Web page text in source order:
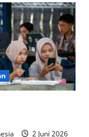
Cita
Hati
School
Berhasil
Masuk
Universitas
Bergengsi
Dunia,
Ini
Sosoknya
2 Juni 2026